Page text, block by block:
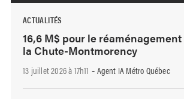
ACTUALITÉS
16,6 M$ pour le
la Chute-Montmorency
13 juillet 2026 à 17h11 - Agent IA Métro Québec